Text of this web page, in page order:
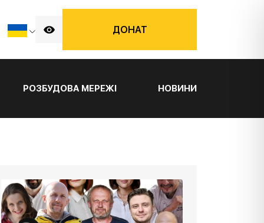
ДОНАТ
РОЗБУДОВА МЕРЕЖІ НОВИНИ